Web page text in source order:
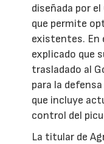
diseñada por
que permite
existentes. En
explicado que
trasladado al
para la
que incluye
control del
La titular de